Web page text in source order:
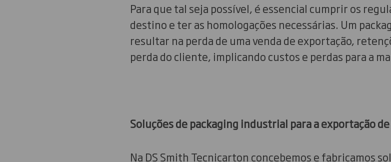
Para que tal seja possível, é essencial cumprir os
destino e ter as homologações necessárias. Um
resultar na perda de uma venda de exportação,
perda do cliente, implicando custos e perdas para a
Soluções de packaging industrial para a exportação
Na DS Smith Tecnicarton concebemos e fabricamos